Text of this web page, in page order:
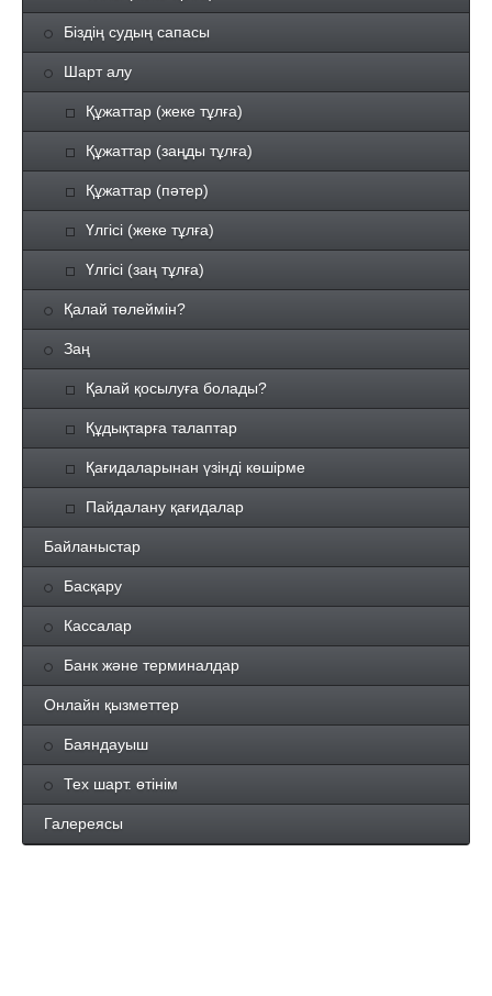
Біздің судың сапасы
Шарт алу
Құжаттар (жеке тұлға)
Құжаттар (заңды тұлға)
Құжаттар (пәтер)
Үлгісі (жеке тұлға)
Үлгісі (заң тұлға)
Қалай төлеймін?
Заң
Қалай қосылуға болады?
Құдықтарға талаптар
Қағидаларынан үзінді көшірме
Пайдалану қағидалар
Байланыстар
Басқару
Кассалар
Банк және терминалдар
Онлайн қызметтер
Баяндауыш
Тех шарт. өтінім
Галереясы